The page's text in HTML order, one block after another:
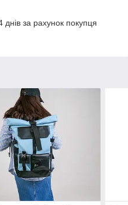
за рахунок покупця